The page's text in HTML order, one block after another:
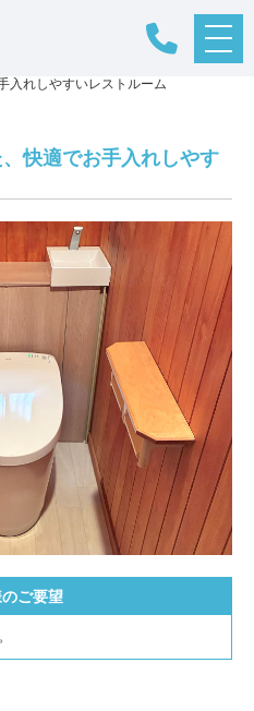
メ
ニ
>
入れしやすいレストルーム
快適でお手入れしやす
ご要望